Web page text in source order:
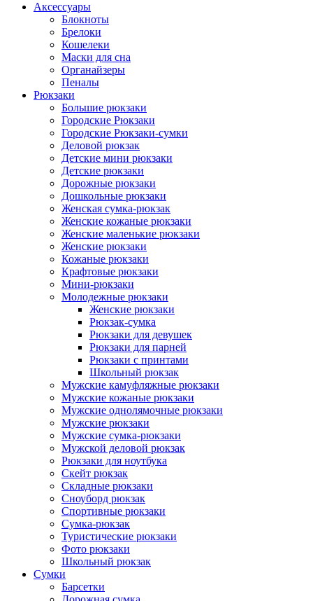
Аксессуары
Блокноты
Брелоки
Кошелеки
Маски для сна
Органайзеры
Пеналы
Рюкзаки
Большие рюкзаки
Городские Рюкзаки
Городские Рюкзаки-сумки
Деловой рюкзак
Детские мини рюкзаки
Детские рюкзаки
Дорожные рюкзаки
Дошкольные рюкзаки
Женская сумка-рюкзак
Женские кожаные рюкзаки
Женские маленькие рюкзаки
Женские рюкзаки
Кожаные рюкзаки
Крафтовые рюкзаки
Мини-рюкзаки
Молодежные рюкзаки
Женские рюкзаки
Рюкзак-сумка
Рюкзаки для девушек
Рюкзаки для парней
Рюкзаки с принтами
Школьный рюкзак
Мужские камуфляжные рюкзаки
Мужские кожаные рюкзаки
Мужские однолямочные рюкзаки
Мужские рюкзаки
Мужские сумка-рюкзаки
Мужской деловой рюкзак
Рюкзаки для ноутбука
Скейт рюкзак
Складные рюкзаки
Сноуборд рюкзак
Спортивные рюкзаки
Сумка-рюкзак
Туристические рюкзаки
Фото рюкзаки
Школьный рюкзак
Сумки
Барсетки